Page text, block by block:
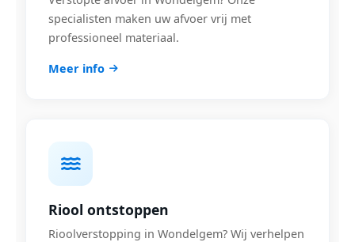
specialisten maken uw afvoer vrij met
professioneel materiaal.
Meer info
Riool ontstoppen
Rioolverstopping in Wondelgem? Wij verhelpen